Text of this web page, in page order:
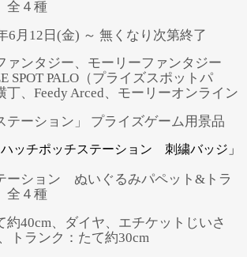
全４種
6月12日(金) ～ 無くなり次第終了
ァンタジー、モーリーファンタジー
SPOT PALO（プライズスポットパ
丁、Feedy Arced、モーリーオンライン
テーション」 プライズゲーム用景品
ーション ぬいぐるみパペット&トラ
全４種
約40cm、ダイヤ、エチケットじいさ
トランク：たて約30cm